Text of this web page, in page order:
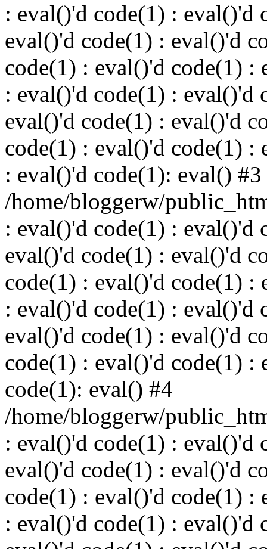
: eval()'d code(1) : eval()'d
eval()'d code(1) : eval()'d
code(1) : eval()'d code(1) :
: eval()'d code(1) : eval()'d
eval()'d code(1) : eval()'d
code(1) : eval()'d code(1) :
: eval()'d code(1): eval() #3
/home/bloggerw/
: eval()'d code(1) : eval()'d
eval()'d code(1) : eval()'d
code(1) : eval()'d code(1) :
: eval()'d code(1) : eval()'d
eval()'d code(1) : eval()'d
code(1) : eval()'d code(1) :
code(1): eval() #4
/home/bloggerw/
: eval()'d code(1) : eval()'d
eval()'d code(1) : eval()'d
code(1) : eval()'d code(1) :
: eval()'d code(1) : eval()'d